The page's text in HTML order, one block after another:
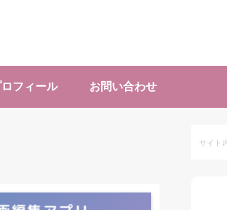
ロフィール お問い合わせ